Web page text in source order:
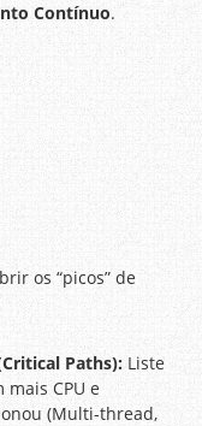
Contínuo.
os “picos” de
Paths): Liste
CPU e
(Multi-thread,